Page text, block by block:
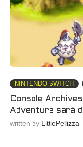
NINTENDO SWITCH
Console
Adventure sarà
written by LittlePellizza